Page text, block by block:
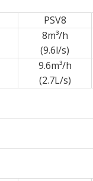
PSV8
8m³/h
(9.6l/s)
9.6m³/h
(2.7L/s)